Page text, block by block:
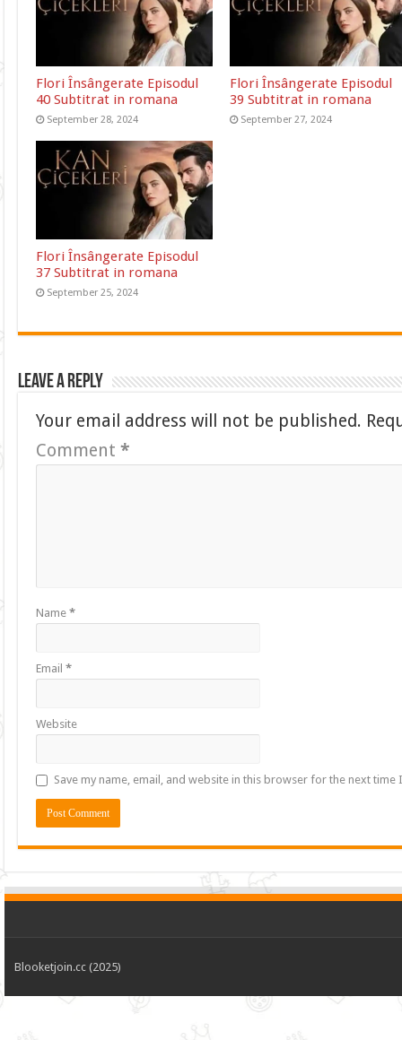
Flori Însângerate Episodul
40 Subtitrat in romana
September 28, 2024
Flori Însângerate Episodul
39 Subtitrat in romana
September 27, 2024
Flori Însângerate Episodul
37 Subtitrat in romana
September 25, 2024
Leave a Reply
Your email address will not be published.
Comment*
Name*
Email*
Website
Save my name, email, and website in this browser for the next time
Blooketjoin.cc (2025)